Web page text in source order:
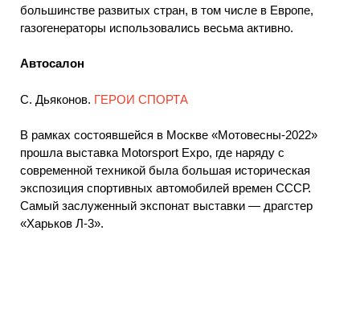
большинстве развитых стран, в том числе в Европе,
газогенераторы использовались весьма активно.
Автосалон
С. Дьяконов. ГЕРОИ СПОРТА
В рамках состоявшейся в Москве «Мотовесны-2022»
прошла выставка Motorsport Expo, где наряду с
современной техникой была большая историческая
экспозиция спортивных автомобилей времен СССР.
Самый заслуженный экспонат выставки — драгстер
«Харьков Л-3».